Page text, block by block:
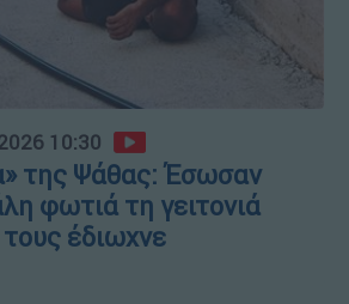
10:30
της Ψάθας: Έσωσαν
φωτιά τη γειτονιά
έδιωχνε